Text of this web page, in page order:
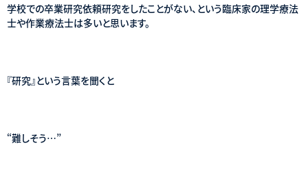
学校での卒業研究依頼研究をしたことがない、という臨床家の理学療法
士や作業療法士は多いと思います。
『研究』という言葉を聞くと
“難しそう…”